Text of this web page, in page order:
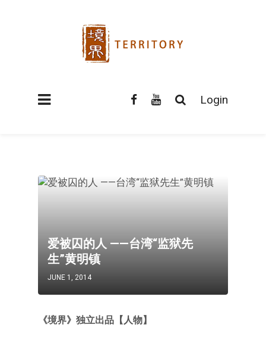
Login
爱被囚的人 ——台湾“监狱先
生”黄明镇
JUNE 1, 2014
《境界》独立出品【人物】